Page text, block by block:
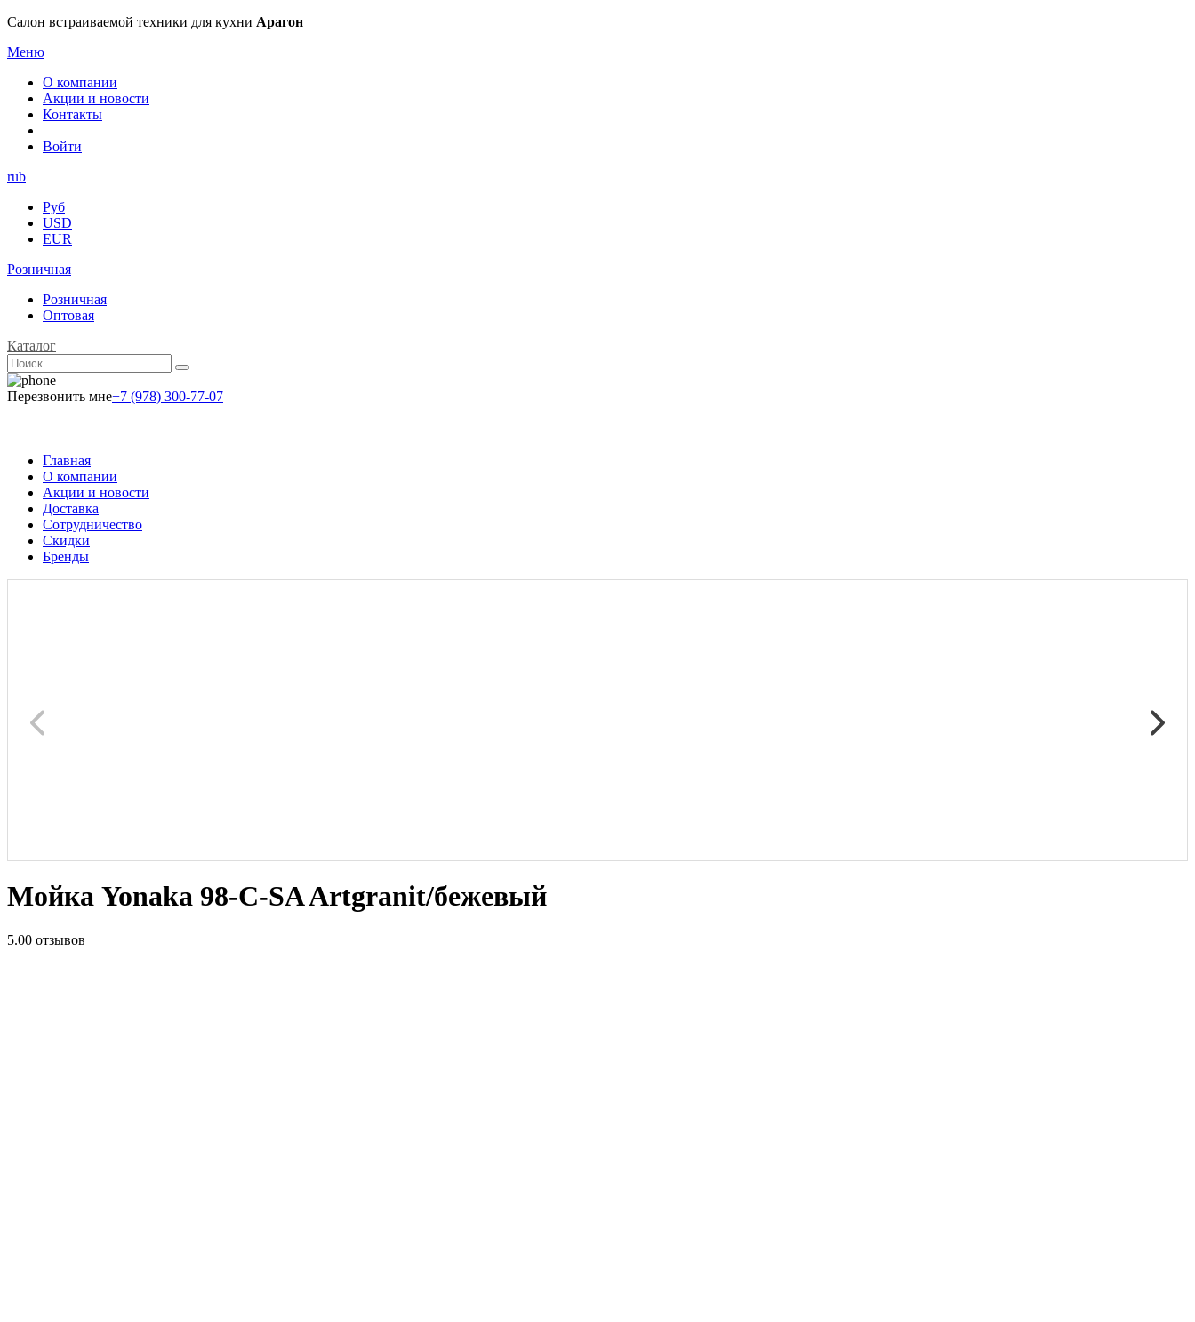
Салон встраиваемой техники для кухни Арагон
Меню
О компании
Акции и новости
Контакты
Войти
rub
Руб
USD
EUR
Розничная
Розничная
Оптовая
Каталог
Перезвонить мне+7 (978) 300-77-07
Главная
О компании
Акции и новости
Доставка
Сотрудничество
Скидки
Бренды
Мойка Yonaka 98-C-SA Artgranit/бежевый
5.00 отзывов